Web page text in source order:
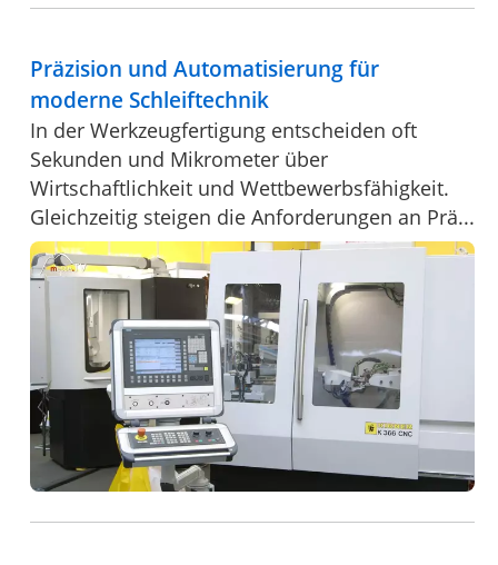
Präzision und Automatisierung für
moderne Schleiftechnik
In der Werkzeugfertigung entscheiden oft
Sekunden und Mikrometer über
Wirtschaftlichkeit und Wettbewerbsfähigkeit.
Gleichzeitig steigen die Anforderungen an Prä...